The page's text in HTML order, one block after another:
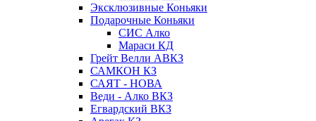
Эксклюзивные Коньяки
Подарочные Коньяки
СИС Алко
Мараси КД
Грейт Велли АВКЗ
САМКОН КЗ
САЯТ - НОВА
Веди - Алко ВКЗ
Егвардский ВКЗ